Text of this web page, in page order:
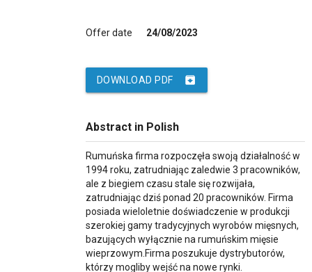
Offer date 24/08/2023
archive
DOWNLOAD PDF
Abstract in Polish
Rumuńska firma rozpoczęła swoją działalność w
1994 roku, zatrudniając zaledwie 3 pracowników,
ale z biegiem czasu stale się rozwijała,
zatrudniając dziś ponad 20 pracowników. Firma
posiada wieloletnie doświadczenie w produkcji
szerokiej gamy tradycyjnych wyrobów mięsnych,
bazujących wyłącznie na rumuńskim mięsie
wieprzowym.Firma poszukuje dystrybutorów,
którzy mogliby wejść na nowe rynki.